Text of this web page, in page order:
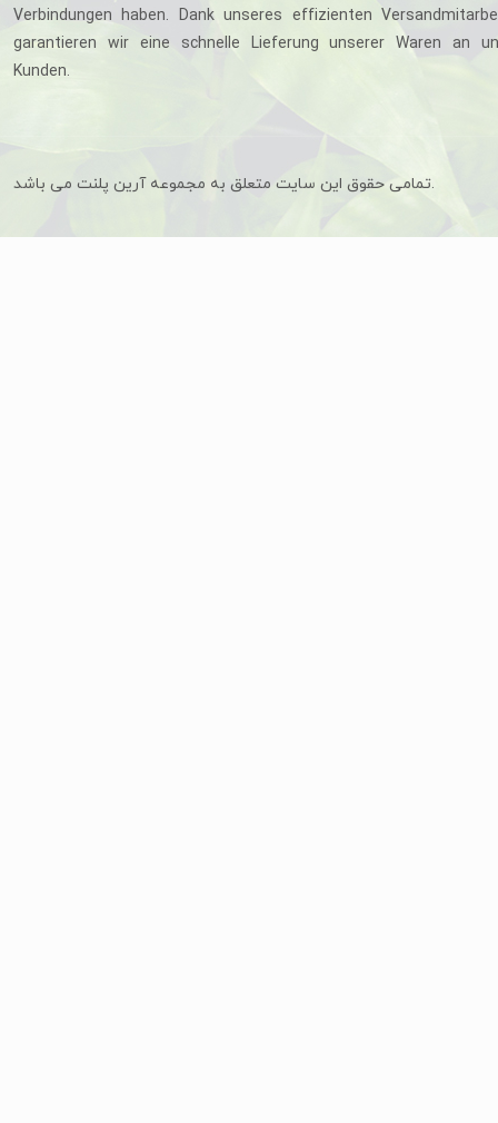
Verbindungen haben. Dank unseres effizienten
garantieren wir eine schnelle Lieferung unserer Waren an
Kunden.
تمامی حقوق این سایت متعلق به مجموعه آرین پلنت می باشد.